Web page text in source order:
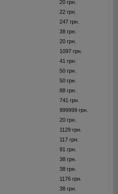
20 грн.
22 грн.
247 грн.
38 грн.
20 грн.
1097 грн.
41 грн.
50 грн.
50 грн.
88 грн.
741 грн.
999999 грн.
20 грн.
1129 грн.
117 грн.
91 грн.
38 грн.
38 грн.
1176 грн.
38 грн.